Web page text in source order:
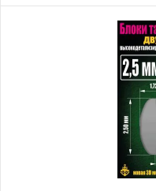
Рабочая станция
Деревянные
Рейки из
Деревянные
Шпон ценных